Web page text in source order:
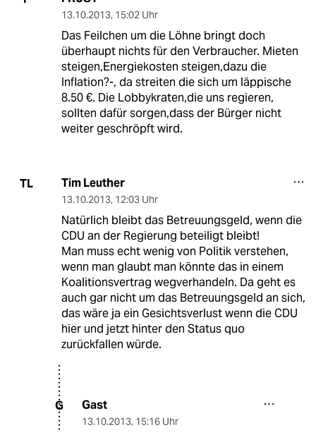
13.10.2013, 15:02 Uhr
Das Feilchen um die Löhne bringt doch
überhaupt nichts für den Verbraucher. Mieten
steigen,Energiekosten steigen,dazu die
Inflation?-, da streiten die sich um läppische
8.50 €. Die Lobbykraten,die uns regieren,
sollten dafür sorgen,dass der Bürger nicht
weiter geschröpft wird.
TL Tim Leuther
13.10.2013, 12:03 Uhr
Natürlich bleibt das Betreuungsgeld, wenn die
CDU an der Regierung beteiligt bleibt!
Man muss echt wenig von Politik verstehen,
wenn man glaubt man könnte das in einem
Koalitionsvertrag wegverhandeln. Da geht es
auch gar nicht um das Betreuungsgeld an sich,
das wäre ja ein Gesichtsverlust wenn die CDU
hier und jetzt hinter den Status quo
zurückfallen würde.
G Gast
13.10.2013, 15:16 Uhr